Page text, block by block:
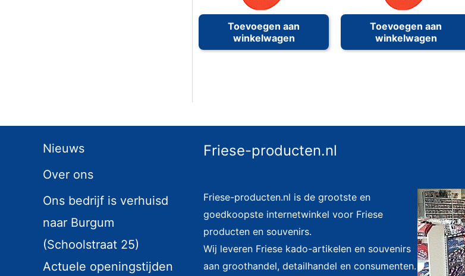
Toevoegen aan
winkelwagen
Toevoegen aan
winkelwagen
Nieuws
Over ons
Ons bedrijf is verhuisd
naar Burgum
(Schoolstraat 25)
Actuele openingstijden
Friese-producten.nl
Friese-producten.nl is de grootste en
goedkoopste internetwinkel voor Friese
producten en souvenirs.
Wij leveren Friese kado-artikelen en souvenirs
aan groothandel, detailhandel en consumenten.